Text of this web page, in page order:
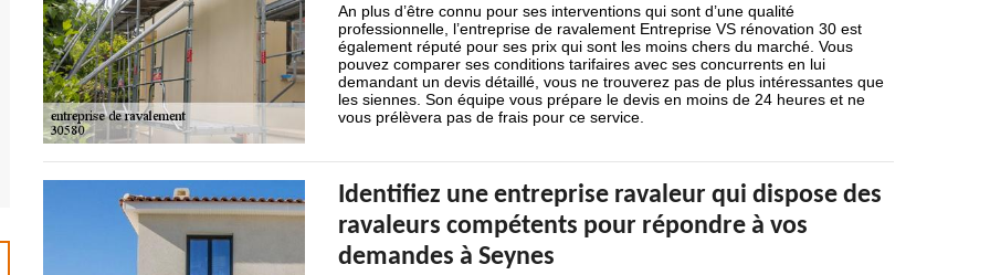
An plus d’être connu pour ses interventions qui sont d’une qualité
professionnelle, l’entreprise de ravalement Entreprise VS rénovation 30 est
également réputé pour ses prix qui sont les moins chers du marché. Vous
pouvez comparer ses conditions tarifaires avec ses concurrents en lui
demandant un devis détaillé, vous ne trouverez pas de plus intéressantes que
les siennes. Son équipe vous prépare le devis en moins de 24 heures et ne
vous prélèvera pas de frais pour ce service.
Identifiez une entreprise ravaleur qui dispose des
ravaleurs compétents pour répondre à vos
demandes à Seynes